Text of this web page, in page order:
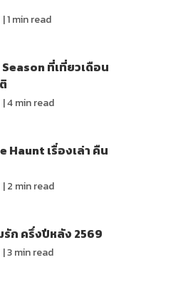
|1min read
ที่เที่ยวเดือน
|4min read
Haunt เรื่องเล่า คืน
|2 min read
ก ครึ่งปีหลัง 2569
|3min read